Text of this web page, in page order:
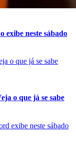
exibe neste sábado
o que já se sabe